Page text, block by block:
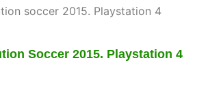
Soccer 2015. Playstation 4